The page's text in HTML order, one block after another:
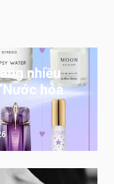
nhiều
hoa